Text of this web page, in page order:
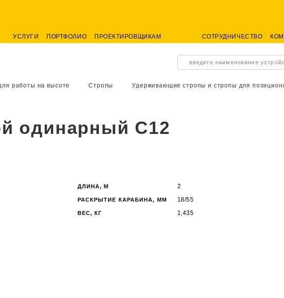
УСЛУГИ ПОРТФОЛИО ПРОЕКТИРОВЩИКАМ СОТРУДНИЧЕСТВО
введите наименование
работы на высоте Стропы Удерживающие стропы и стропы для
одинарный С12
ДЛИНА, М 2
РАСКРЫТИЕ КАРАБИНА, ММ 18/55
ВЕС, КГ 1,435